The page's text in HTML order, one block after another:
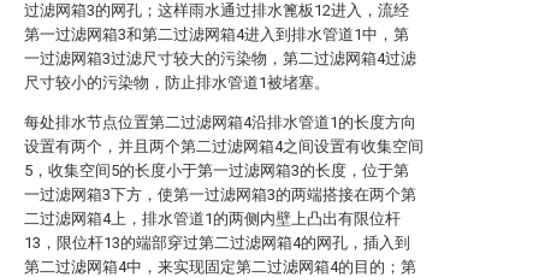
过滤网箱3的网孔；这样雨水通过排水篦板12进入，流经
第一过滤网箱3和第二过滤网箱4进入到排水管道1中，第
一过滤网箱3过滤尺寸较大的污染物，第二过滤网箱4过滤
尺寸较小的污染物，防止排水管道1被堵塞。
每处排水节点位置第二过滤网箱4沿排水管道1的长度方向
设置有两个，并且两个第二过滤网箱4之间设置有收集空间
5，收集空间5的长度小于第一过滤网箱3的长度，位于第
一过滤网箱3下方，使第一过滤网箱3的两端搭接在两个第
二过滤网箱4上，排水管道1的两侧内壁上凸出有限位杆
13，限位杆13的端部穿过第二过滤网箱4的网孔，插入到
第二过滤网箱4中，来实现固定第二过滤网箱4的目的；第